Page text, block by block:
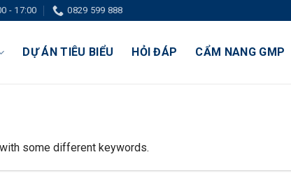
- 17:00 0829 599 888
DỰ ÁN TIÊU BIỂU HỎI ĐÁP CẨM NANG GMP
some different keywords.